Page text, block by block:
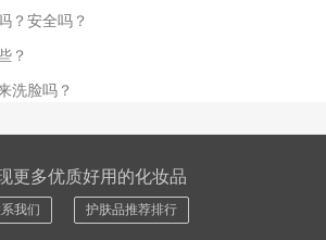
？安全吗？
？
洗脸吗？
更多优质好用的化妆品
我们 护肤品推荐排行